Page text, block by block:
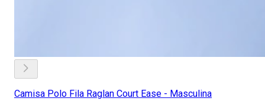
Camisa Polo Fila Raglan Court Ease - Masculina